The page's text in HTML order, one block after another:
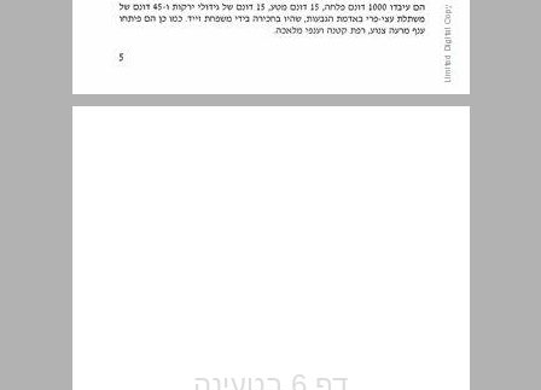
רשימת האיורים ... 11